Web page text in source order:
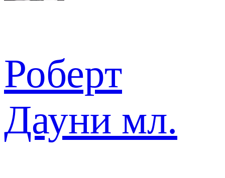
Роберт
Дауни мл.